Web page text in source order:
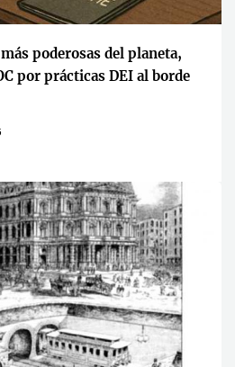
2025
de "tung tung tung sahur" se
reglas del ‘brainrot’